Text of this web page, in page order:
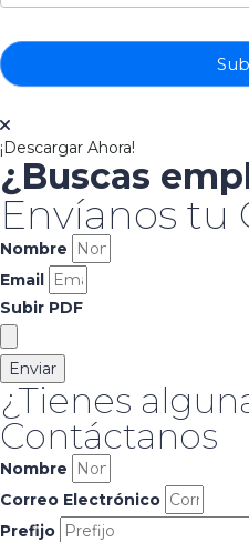
¡Descargar Ahora!
¿Buscas
Envíanos tu
Nombre
Email
Subir PDF
Enviar
¿Tienes
Contáctanos
Nombre
Correo Electrónico
Prefijo